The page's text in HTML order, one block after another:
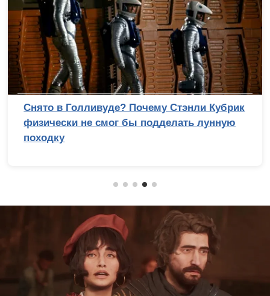
Снято в Голливуде? Почему Стэнли Кубрик
физически не смог бы подделать лунную
походку